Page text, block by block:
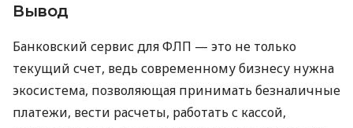
Вывод
Банковский сервис для ФЛП — это не только
текущий счет, ведь современному бизнесу нужна
экосистема, позволяющая принимать безналичные
платежи, вести расчеты, работать с кассой,